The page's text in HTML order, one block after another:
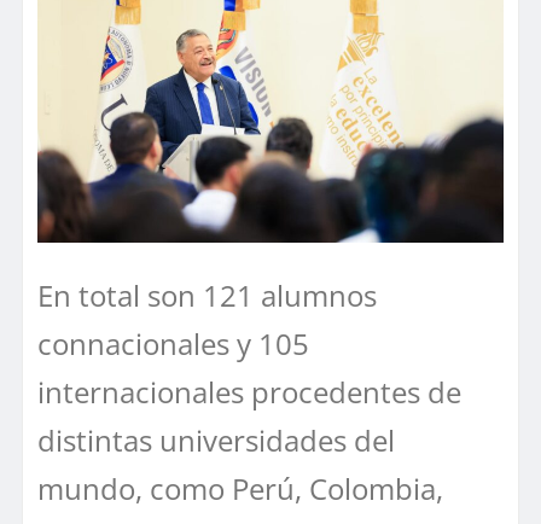
En total son 121 alumnos
connacionales y 105
internacionales procedentes de
distintas universidades del
mundo, como Perú, Colombia,